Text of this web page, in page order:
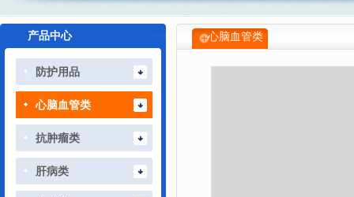
产品中心
防护用品
心脑血管类
抗肿瘤类
肝病类
心脑血管类